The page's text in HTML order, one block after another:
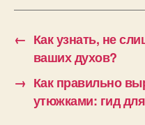
← Как узнать, не
ваших духов?
→ Как правильно
утюжками: гид